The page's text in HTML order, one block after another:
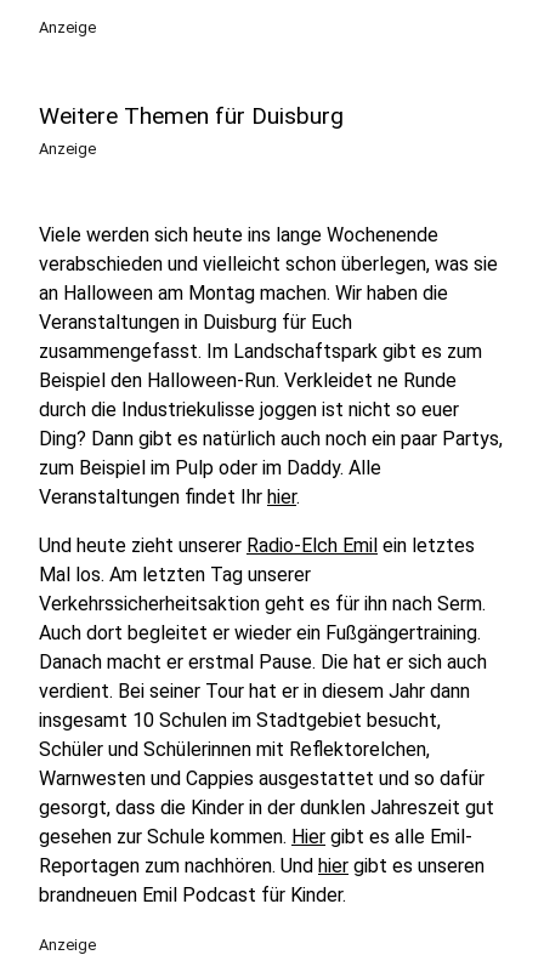
Anzeige
Weitere Themen für Duisburg
Anzeige
Viele werden sich heute ins lange Wochenende
verabschieden und vielleicht schon überlegen, was sie
an Halloween am Montag machen. Wir haben die
Veranstaltungen in Duisburg für Euch
zusammengefasst. Im Landschaftspark gibt es zum
Beispiel den Halloween-Run. Verkleidet ne Runde
durch die Industriekulisse joggen ist nicht so euer
Ding? Dann gibt es natürlich auch noch ein paar Partys,
zum Beispiel im Pulp oder im Daddy. Alle
Veranstaltungen findet Ihr hier.
Und heute zieht unserer Radio-Elch Emil ein letztes
Mal los. Am letzten Tag unserer
Verkehrssicherheitsaktion geht es für ihn nach Serm.
Auch dort begleitet er wieder ein Fußgängertraining.
Danach macht er erstmal Pause. Die hat er sich auch
verdient. Bei seiner Tour hat er in diesem Jahr dann
insgesamt 10 Schulen im Stadtgebiet besucht,
Schüler und Schülerinnen mit Reflektorelchen,
Warnwesten und Cappies ausgestattet und so dafür
gesorgt, dass die Kinder in der dunklen Jahreszeit gut
gesehen zur Schule kommen. Hier gibt es alle Emil-
Reportagen zum nachhören. Und hier gibt es unseren
brandneuen Emil Podcast für Kinder.
Anzeige